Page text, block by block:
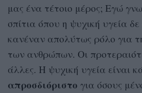
μας ένα τέτοιο μέρος; Εγώ
σπίτια όπου η ψυχική υγεία δε
κανέναν απολύτως ρόλο για
των ανθρώπων. Οι
άλλες. Η ψυχική υγεία είναι
απροσδιόριστο για όσους